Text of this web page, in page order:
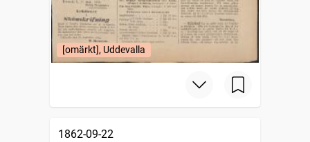
[omärkt], Uddevalla
1862-09-22